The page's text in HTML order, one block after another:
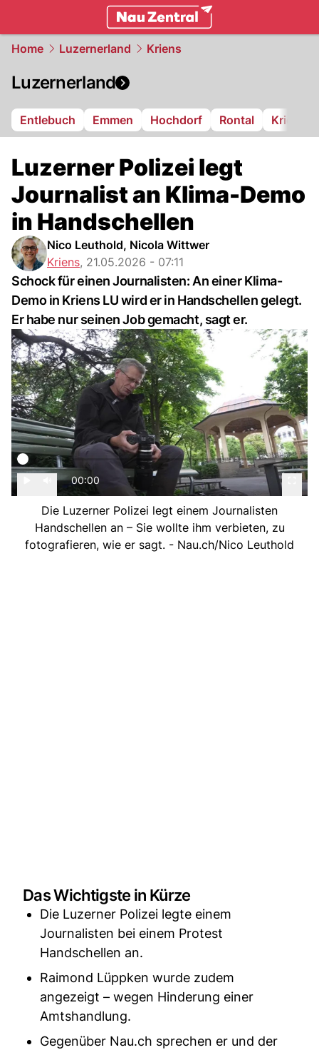
Home Luzernerland Kriens
Luzernerland
Entlebuch Emmen Hochdorf Rontal Kriens
Luzerner Polizei legt
Journalist an Klima-Demo
in Handschellen
Nico Leuthold, Nicola Wittwer
Kriens, 21.05.2026 - 07:11
Schock für einen Journalisten: An einer Klima-
Demo in Kriens LU wird er in Handschellen gelegt.
Er habe nur seinen Job gemacht, sagt er.
00:00
Die Luzerner Polizei legt einem Journalisten
Handschellen an – Sie wollte ihm verbieten, zu
fotografieren, wie er sagt. - Nau.ch/Nico Leuthold
Das Wichtigste in Kürze
Die Luzerner Polizei legte einem
Journalisten bei einem Protest
Handschellen an.
Raimond Lüppken wurde zudem
angezeigt – wegen Hinderung einer
Amtshandlung.
Gegenüber Nau.ch sprechen er und der